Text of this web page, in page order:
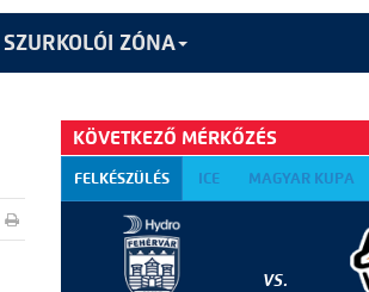
SZURKOLÓI ZÓNA
KÖVETKEZŐ MÉRKŐZÉS
FELKÉSZÜLÉS ICE MAGYAR KUPA
VS.